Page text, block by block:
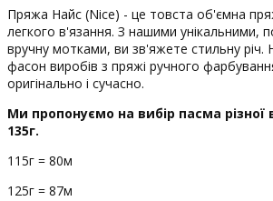
Пряжа Найс (Nice) - це товста об'ємна
легкого в'язання. З нашими унікальними,
вручну мотками, ви зв'яжете стильну річ.
фасон виробів з пряжі ручного
оригінально і сучасно.
Ми пропонуємо на вибір пасма різної
135г.
115г = 80м
125г = 87м